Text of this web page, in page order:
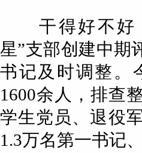
干得好不好，
星”支部创建中期
书记及时调整。
1600余人，排查
学生党员、退役
1.3万名第一书记